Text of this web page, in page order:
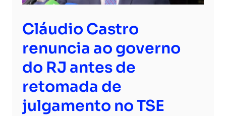
Cláudio Castro
renuncia ao governo
do RJ antes de
retomada de
julgamento no TSE